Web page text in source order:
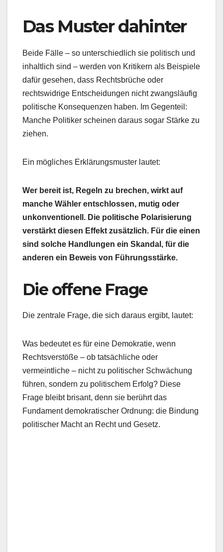
Das Muster dahinter
Beide Fälle – so unterschiedlich sie politisch und
inhaltlich sind – werden von Kritikern als Beispiele
dafür gesehen, dass Rechtsbrüche oder
rechtswidrige Entscheidungen nicht zwangsläufig
politische Konsequenzen haben. Im Gegenteil:
Manche Politiker scheinen daraus sogar Stärke zu
ziehen.
Ein mögliches Erklärungsmuster lautet:
Wer bereit ist, Regeln zu brechen, wirkt auf
manche Wähler entschlossen, mutig oder
unkonventionell. Die politische Polarisierung
verstärkt diesen Effekt zusätzlich. Für die einen
sind solche Handlungen ein Skandal, für die
anderen ein Beweis von Führungsstärke.
Die offene Frage
Die zentrale Frage, die sich daraus ergibt, lautet:
Was bedeutet es für eine Demokratie, wenn
Rechtsverstöße – ob tatsächliche oder
vermeintliche – nicht zu politischer Schwächung
führen, sondern zu politischem Erfolg? Diese
Frage bleibt brisant, denn sie berührt das
Fundament demokratischer Ordnung: die Bindung
politischer Macht an Recht und Gesetz.